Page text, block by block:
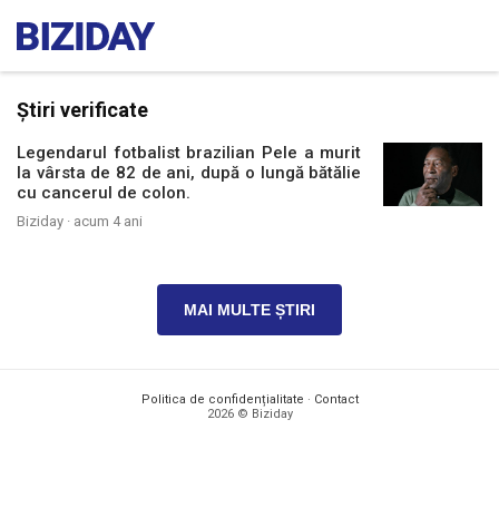
Știri verificate
Legendarul fotbalist brazilian Pele a murit
la vârsta de 82 de ani, după o lungă bătălie
cu cancerul de colon.
Biziday · acum 4 ani
MAI MULTE ȘTIRI
Politica de confidențialitate · Contact
2026 © Biziday